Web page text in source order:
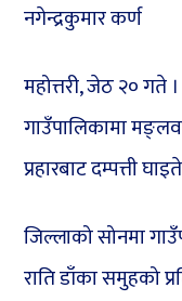
नगेन्द्रकुमार कर्ण
महोत्तरी, जेठ २० गते
गाउँपालिकामा
प्रहारबाट दम्पत्ती
जिल्लाको सोनमा
राति डाँका समुहको